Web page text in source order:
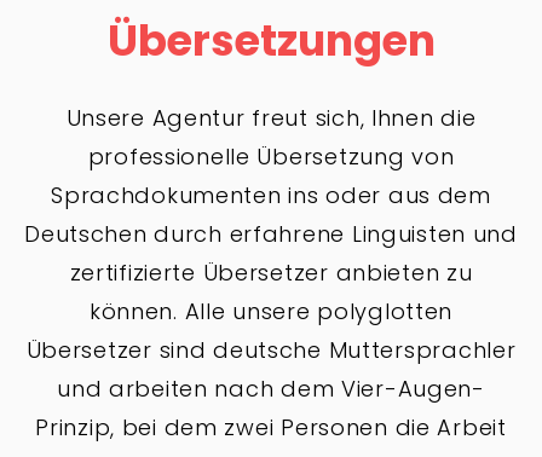
Übersetzungen
Unsere Agentur freut sich, Ihnen die
professionelle Übersetzung von
Sprachdokumenten ins oder aus dem
Deutschen durch erfahrene Linguisten und
zertifizierte Übersetzer anbieten zu
können. Alle unsere polyglotten
Übersetzer sind deutsche Muttersprachler
und arbeiten nach dem Vier-Augen-
Prinzip, bei dem zwei Personen die Arbeit